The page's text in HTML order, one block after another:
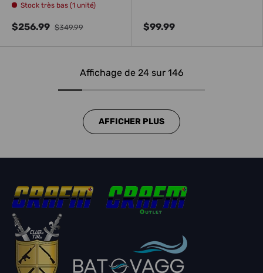
Stock très bas (1 unité)
$256.99 $349.99 $99.99
Affichage de 24 sur 146
AFFICHER PLUS